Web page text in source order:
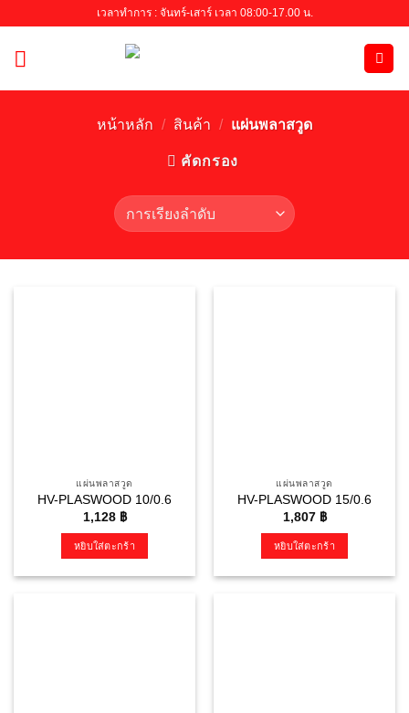
content
เวลาทำการ : จันทร์-เสาร์ เวลา 08:00-17.00 น.
หน้าหลัก / สินค้า / แผ่นพลาสวูด
คัดกรอง
แผ่นพลาสวูด
HV-PLASWOOD 10/0.6
1,128 ฿
หยิบใส่ตะกร้า
แผ่นพลาสวูด
HV-PLASWOOD 15/0.6
1,807 ฿
หยิบใส่ตะกร้า